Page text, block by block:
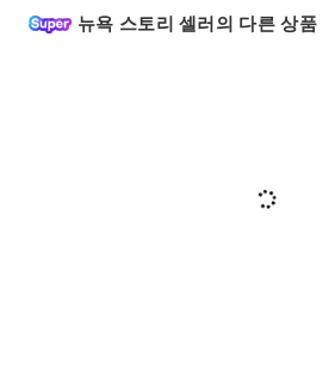
뉴욕 스토리 셀러의 다른 상품